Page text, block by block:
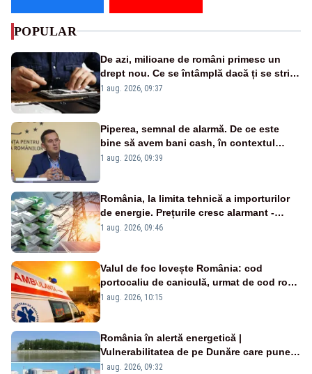
POPULAR
De azi, milioane de români primesc un
drept nou. Ce se întâmplă dacă ți se strică
un produs
1 aug. 2026, 09:37
Piperea, semnal de alarmă. De ce este
bine să avem bani cash, în contextul
alertei energetice?
1 aug. 2026, 09:39
România, la limita tehnică a importurilor
de energie. Prețurile cresc alarmant -
Analiză Realitatea Plus
1 aug. 2026, 09:46
Valul de foc lovește România: cod
portocaliu de caniculă, urmat de cod roșu
duminică. Temperaturile urcă spre 40°C
1 aug. 2026, 10:15
România în alertă energetică |
Vulnerabilitatea de pe Dunăre care pune
în pericol Centrala Cernavodă era
1 aug. 2026, 09:32